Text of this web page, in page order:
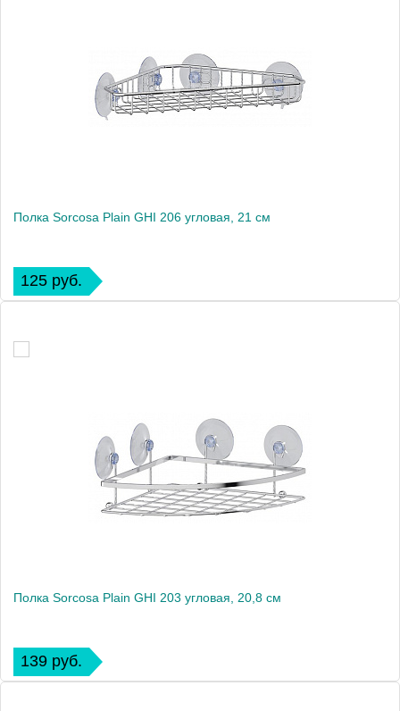
Полка Sorcosa Plain GHI 206 угловая, 21 см
125 руб.
Полка Sorcosa Plain GHI 203 угловая, 20,8 см
139 руб.